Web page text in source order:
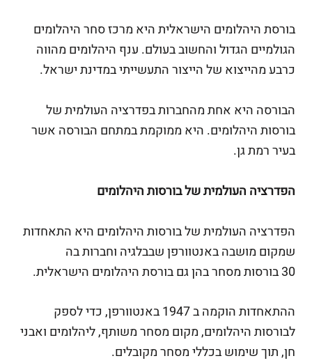
בורסת היהלומים הישראלית היא מרכז סחר היהלומים
הגולמיים הגדול והחשוב בעולם. ענף היהלומים מהווה
כרבע מהייצוא של הייצור התעשייתי במדינת ישראל.
הבורסה היא אחת מהחברות בפדרציה העולמית של
בורסות היהלומים. היא ממוקמת במתחם הבורסה אשר
בעיר רמת גן.
הפדרציה העולמית של בורסות היהלומים
הפדרציה העולמית של בורסות היהלומים היא התאחדות
שמקום מושבה באנטוורפןשבבלגיה וחברות בה
30 בורסות מסחר בהן גם בורסת היהלומים הישראלית.
ההתאחדות הוקמה ב 1947 באנטוורפן, כדי לספק
לבורסות היהלומים, מקום מסחר משותף, ליהלומים ואבני
חן, תוך שימוש בכללי מסחר מקובלים.